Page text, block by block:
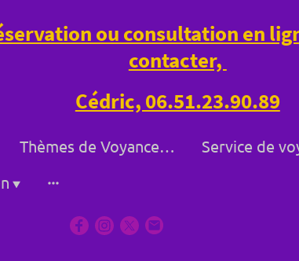
ou consultation en
contacter,
Cédric, 06.51.23.90.89
Thèmes de Voyance à Bollène et à Distance